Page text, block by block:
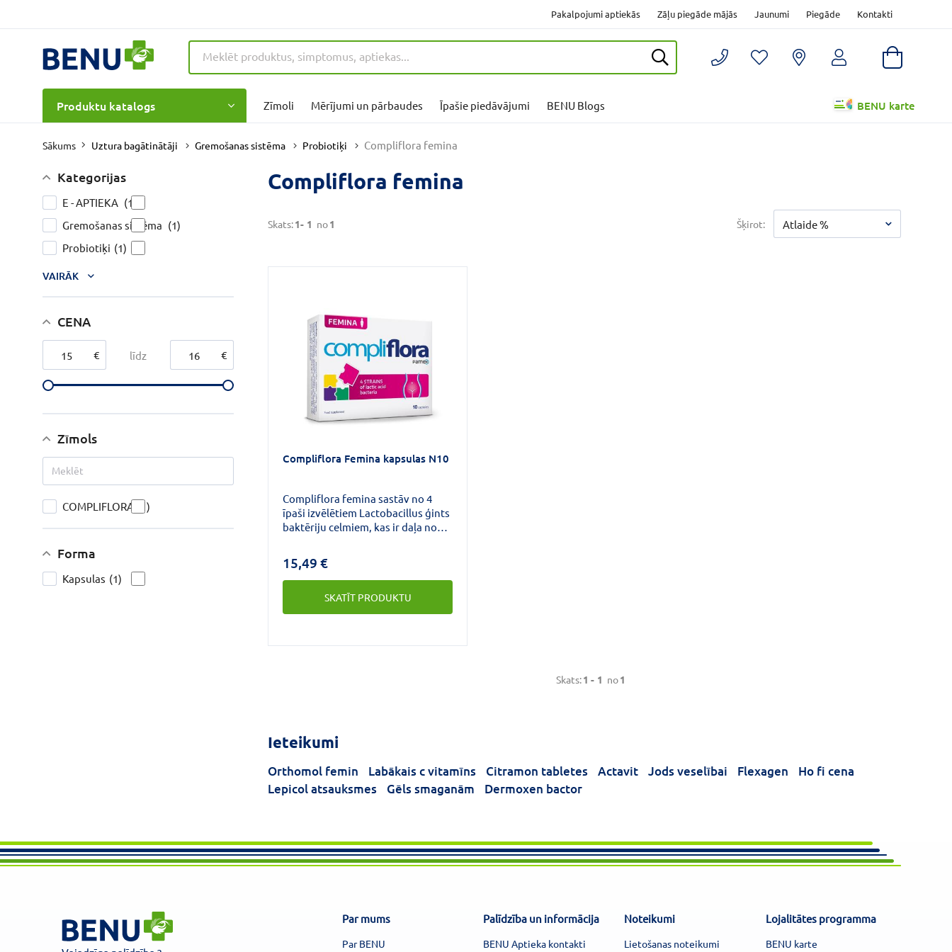
Pakalpojumi aptiekās Zāļu piegāde mājās Jaunumi Piegāde Kontakti
Produktu katalogs Zīmoli Mērījumi un pārbaudes Īpašie piedāvājumi BENU Blogs BENU karte
Sākums Uztura bagātinātāji Gremošanas sistēma Probiotiķi Compliflora femina
Kategorijas
E - APTIEKA (1)
Gremošanas sistēma (1)
Probiotiķi (1)
VAIRĀK
CENA
€ līdz €
Zīmols
COMPLIFLORA (1)
Forma
Kapsulas (1)
Compliflora femina
Skats:1- 1 no1 Šķirot: Atlaide %
Compliflora Femina kapsulas N10
Compliflora femina sastāv no 4
īpaši izvēlētiem Lactobacillus ģints
baktēriju celmiem, kas ir daļa no
15,49 €
SKATĪT PRODUKTU
Skats:1 - 1 no1
Ieteikumi
Orthomol femin Labākais c vitamīns Citramon tabletes Actavit Jods veselībai Flexagen
Ho fi cena
Lepicol atsauksmes
Gēls smaganām Dermoxen bactor
Par mums
Par BENU
Palīdzība un informācija
BENU Aptieka kontakti
Noteikumi
Lietošanas noteikumi
Lojalitātes programma
BENU karte